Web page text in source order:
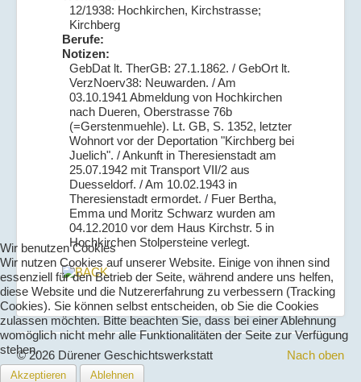
12/1938: Hochkirchen, Kirchstrasse;
Kirchberg
Berufe:
Notizen:
GebDat lt. TherGB: 27.1.1862. / GebOrt lt.
VerzNoerv38: Neuwarden. / Am
03.10.1941 Abmeldung von Hochkirchen
nach Dueren, Oberstrasse 76b
(=Gerstenmuehle). Lt. GB, S. 1352, letzter
Wohnort vor der Deportation "Kirchberg bei
Juelich". / Ankunft in Theresienstadt am
25.07.1942 mit Transport VII/2 aus
Duesseldorf. / Am 10.02.1943 in
Theresienstadt ermordet. / Fuer Bertha,
Emma und Moritz Schwarz wurden am
04.12.2010 vor dem Haus Kirchstr. 5 in
Hochkirchen Stolpersteine verlegt.
Nach oben
© 2026 Dürener Geschichtswerkstatt
Wir benutzen Cookies
Wir nutzen Cookies auf unserer Website. Einige von ihnen sind
essenziell für den Betrieb der Seite, während andere uns helfen,
diese Website und die Nutzererfahrung zu verbessern (Tracking
Cookies). Sie können selbst entscheiden, ob Sie die Cookies
zulassen möchten. Bitte beachten Sie, dass bei einer Ablehnung
womöglich nicht mehr alle Funktionalitäten der Seite zur Verfügung
stehen.
Akzeptieren Ablehnen